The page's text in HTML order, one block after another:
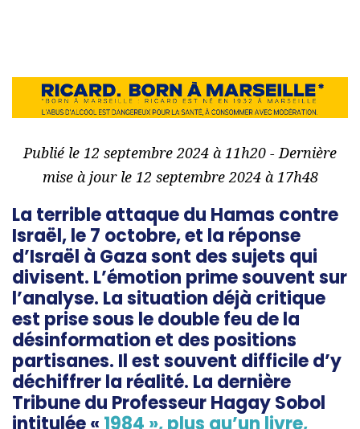
Publié le 12 septembre 2024 à 11h20 - Dernière
mise à jour le 12 septembre 2024 à 17h48
La terrible attaque du Hamas contre
Israël, le 7 octobre, et la réponse
d’Israël à Gaza sont des sujets qui
divisent. L’émotion prime souvent sur
l’analyse. La situation déjà critique
est prise sous le double feu de la
désinformation et des positions
partisanes. Il est souvent difficile d’y
déchiffrer la réalité. La dernière
Tribune du Professeur Hagay Sobol
intitulée « 1984 », plus qu’un livre,